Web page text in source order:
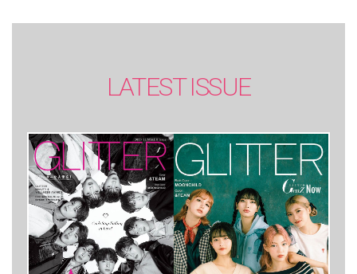
LATEST ISSUE